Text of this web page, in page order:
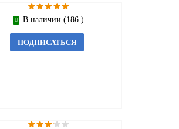
В наличии (186 )
ПОДПИСАТЬСЯ